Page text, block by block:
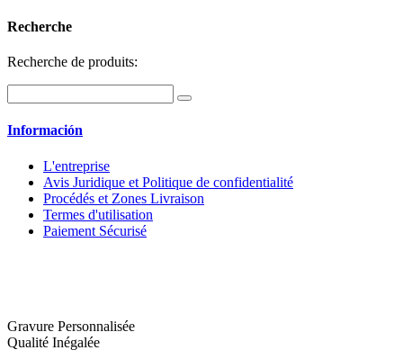
Recherche
Recherche de produits:
Información
L'entreprise
Avis Juridique et Politique de confidentialité
Procédés et Zones Livraison
Termes d'utilisation
Paiement Sécurisé
Gravure Personnalisée
Qualité Inégalée